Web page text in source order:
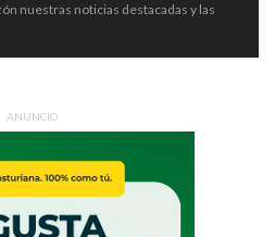
nuestras noticias destacadas y las
ANUNCIO